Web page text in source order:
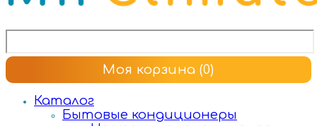
Моя корзина (0)
Каталог
Бытовые кондиционеры